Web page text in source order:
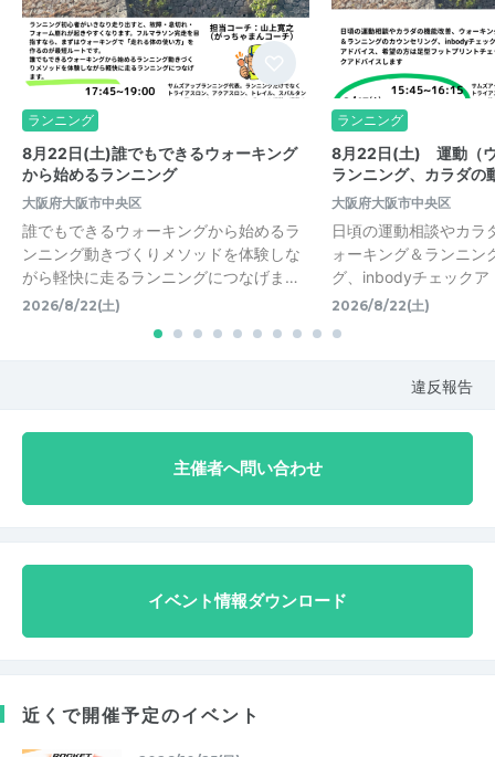
ランニング
8月22日(土)誰でもできるウォーキング
から始めるランニング
大阪府大阪市中央区
誰でもできるウォーキングから始めるラ
ンニング動きづくりメソッドを体験しな
がら軽快に走るランニングにつなげま…
2026/8/22(土)
ランニング
8月22日(土) 運動（
ランニング、カラダの
大阪府大阪市中央区
日頃の運動相談やカラ
ォーキング＆ランニン
グ、inbodyチェック
2026/8/22(土)
違反報告
主催者へ問い合わせ
イベント情報ダウンロード
近くで開催予定のイベント